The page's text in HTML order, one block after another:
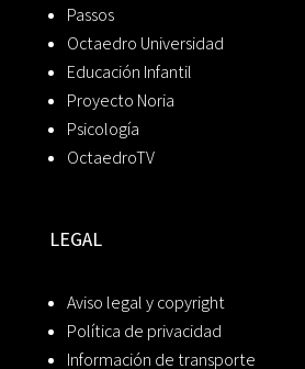
Passos
Octaedro Universidad
Educación Infantil
Proyecto Noria
Psicología
OctaedroTV
LEGAL
Aviso legal y copyright
Política de privacidad
Información de transporte